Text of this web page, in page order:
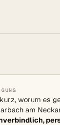
worum es
am